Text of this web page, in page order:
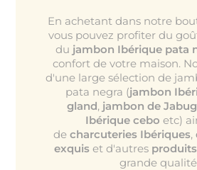
En achetant dans notre
vous pouvez profiter du
du jambon Ibérique pata
confort de votre maison.
d'une large sélection de
pata negra (jambon
gland, jambon de
Ibérique cebo etc)
decharcuteries Ibériques,
exquis et d'autres
grande